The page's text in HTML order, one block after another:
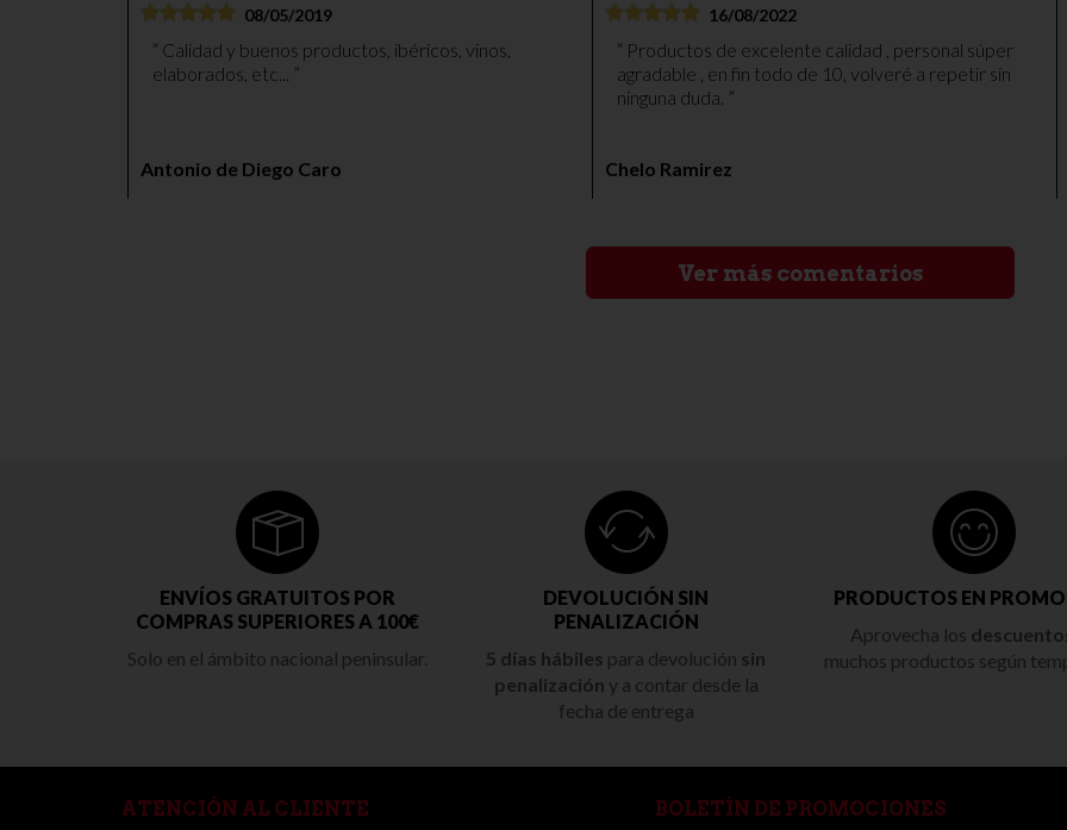
08/05/2019
elaborados, etc...
Antonio de Diego Caro
16/08/2022
agradable , en fin todo de 10, volveré a repetir sin
ninguna duda.
Chelo Ramirez
Ver más comentarios
ENVÍOS GRATUITOS POR
COMPRAS SUPERIORES A 100€
Solo en el ámbito nacional peninsular.
DEVOLUCIÓN SIN
PENALIZACIÓN
5 días hábiles para devolución sin
penalización y a contar desde la
fecha de entrega
PRODUCTOS EN
Aprovecha los
muchos productos según
ATENCIÓN AL CLIENTE BOLETÍN DE PROMOCIONES